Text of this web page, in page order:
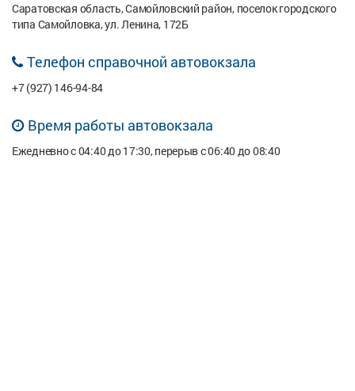
Саратовская область, Самойловский район, поселок городского
типа Самойловка, ул. Ленина, 172Б
Телефон справочной автовокзала
+7 (927) 146-94-84
Время работы автовокзала
Ежедневно с 04:40 до 17:30, перерыв с 06:40 до 08:40